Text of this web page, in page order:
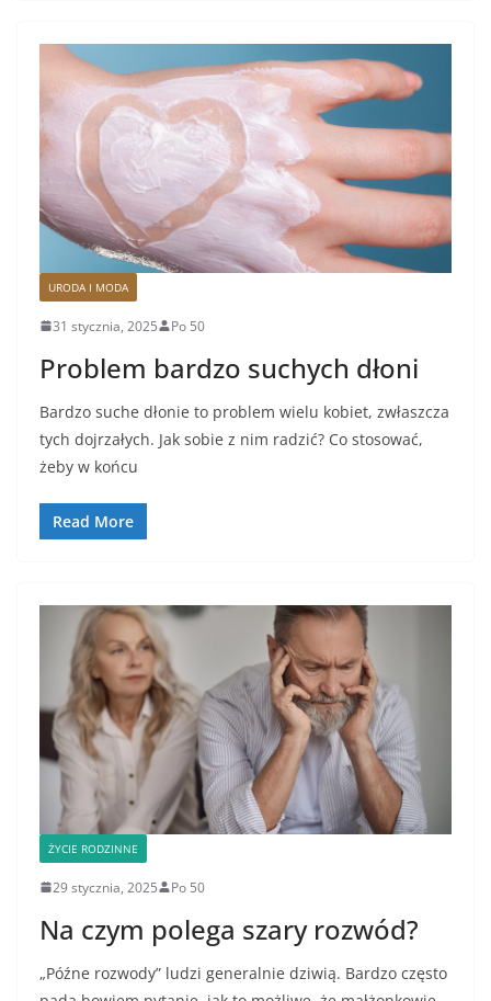
URODA I MODA
31 stycznia, 2025 Po 50
Problem bardzo suchych dłoni
Bardzo suche dłonie to problem wielu kobiet, zwłaszcza
tych dojrzałych. Jak sobie z nim radzić? Co stosować,
żeby w końcu
Read More
ŻYCIE RODZINNE
29 stycznia, 2025 Po 50
Na czym polega szary rozwód?
„Późne rozwody” ludzi generalnie dziwią. Bardzo często